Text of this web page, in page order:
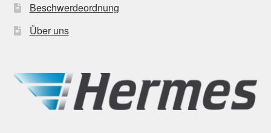
Beschwerdeordnung
Über uns